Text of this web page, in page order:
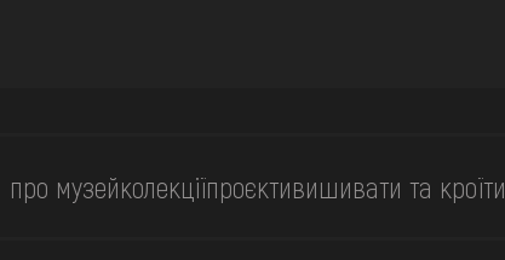
про музейколекціїпроєктивишивати та кроїти